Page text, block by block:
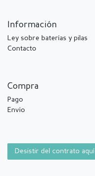
Información
Ley sobre baterías y pilas
Contacto
Compra
Pago
Envío
Desistir del contrato aquí